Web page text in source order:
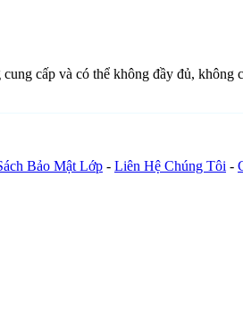
cấp và có thể không đầy đủ, không
Bảo Mật Lớp - Liên Hệ Chúng Tôi -